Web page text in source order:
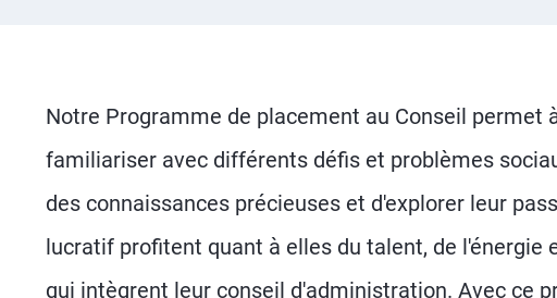
Notre Programme de placement au Conseil permet
familiariser avec différents défis et problèmes
des connaissances précieuses et d'explorer leur
lucratif profitent quant à elles du talent, de l'énergie
qui intègrent leur conseil d'administration. Avec ce